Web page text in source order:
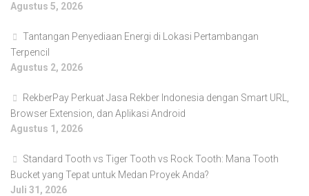
Agustus 5, 2026
Tantangan Penyediaan Energi di Lokasi Pertambangan
Terpencil
Agustus 2, 2026
RekberPay Perkuat Jasa Rekber Indonesia dengan Smart URL,
Browser Extension, dan Aplikasi Android
Agustus 1, 2026
Standard Tooth vs Tiger Tooth vs Rock Tooth: Mana Tooth
Bucket yang Tepat untuk Medan Proyek Anda?
Juli 31, 2026